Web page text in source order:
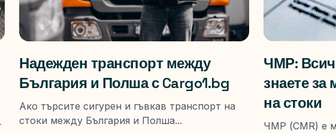
Надежден транспорт между
България и Полша с Cargo1.bg
Ако търсите сигурен и гъвкав транспорт на
стоки между България и Полша...
ЧМР:
знаете
на стоки
ЧМР (CMR) е